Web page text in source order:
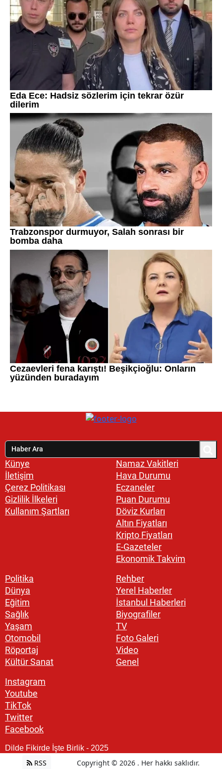
Künye
İletişim
Çerez Politikası
Gizlilik İlkeleri
Kullanım Şartları
Namaz Vakitleri
Hava Durumu
Eczaneler
Puan Durumu
Döviz Kurları
Altın Fiyatları
Kripto Fiyatları
E-Gazeteler
Ekonomik Takvim
Politika
Dünya
Eğitim
Sağlık
Yaşam
Otomobil
Röportaj
Kültür Sanat
Rehber
Yerel Haberler
İstanbul Haberleri
Biyografiler
TV
Foto Galeri
Video
Genel
Instagram
Youtube
TikTok
Twitter
Facebook
Dilde Fikirde İşte Birlik - 2025
RSS Copyright © 2026 . Her hakkı saklıdır.